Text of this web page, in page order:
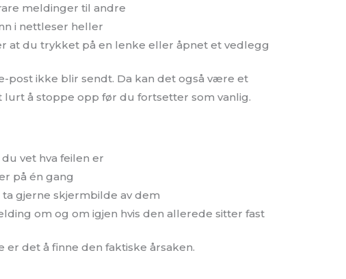
meldinger til andre
i nettleser heller
at du trykket på en lenke eller åpnet et vedlegg
post ikke blir sendt. Da kan det også være et
å stoppe opp før du fortsetter som vanlig.
vet hva feilen er
på én gang
gjerne skjermbilde av dem
om og om igjen hvis den allerede sitter fast
det å finne den faktiske årsaken.